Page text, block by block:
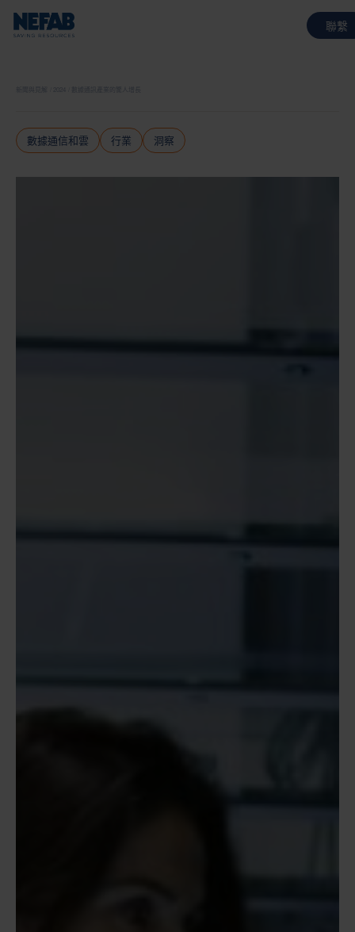
聯繫
數據通信和雲 行業 洞察